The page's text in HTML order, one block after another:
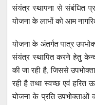
संयंत्र स्थापना से संबंधित
योजना के लाभों को आम
योजना के अंतर्गत पात्र
संयंत्र स्थापित करने हेतु
की जा रही है, जिससे
रही है तथा स्वच्छ एवं हरित
योजना के प्रति उपभोक्ताओं